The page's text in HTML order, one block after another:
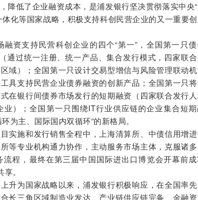
降低了企业融资成本，是浦发银行坚决贯彻落实中央
化等国家战略，积极支持科创民营企业的又一重要
资支持民营科创企业的四个“第一”，全国第一只
通过统一注册、统一产品、集合发行模式，四家联
域）；全国第一只设计交易型增信与风险管理联动机
具支持民营企业债券融资的创新产品；全国第一只
在银行间债券市场发行的短期融资（四家联合发行
）；全国第一只围绕IT行业供应链的企业集合短
为主、国际国内双循环”的新格局。
施和发行销售全程中，上海清算所、中债信用增
等专业机构通力协作，主动服务市场主体，克服诸
程，最终在第三届中国国际进出口博览会开幕前
。
为国家战略以来，浦发银行积极响应，在全国率
长三角区域制造业发达、产业链供应链完备、金融